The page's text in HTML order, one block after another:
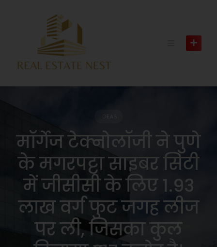
IDEAS
मॉर्गेज टेक्नोलॉजी ने पुणे
के मगरपट्टा साइबर सिटी
में जीसीसी के लिए 1.93
लाख वर्ग फुट जगह लीज
पर ली, जिसका कुल